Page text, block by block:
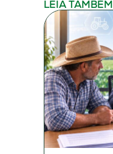
LEIA TAMBÉM